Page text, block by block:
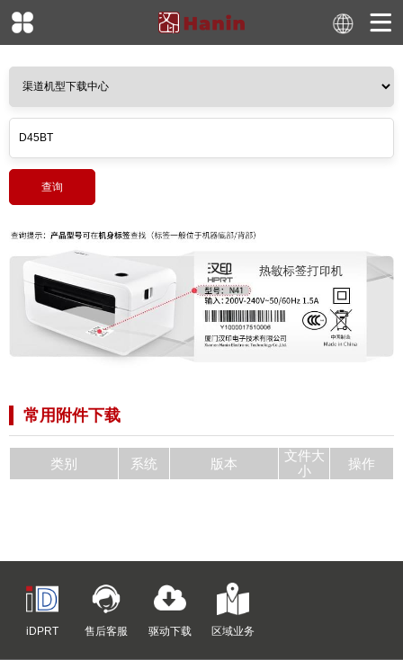
常用附件下载
类别 系统 版本
文件大
小
操作
iDPRT 售后客服 驱动下载 区域业务